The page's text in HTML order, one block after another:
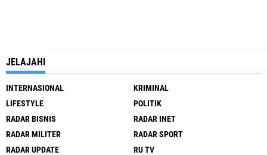
JELAJAHI
INTERNASIONAL
KRIMINAL
LIFESTYLE
POLITIK
RADAR BISNIS
RADAR INET
RADAR MILITER
RADAR SPORT
RADAR UPDATE
RU TV